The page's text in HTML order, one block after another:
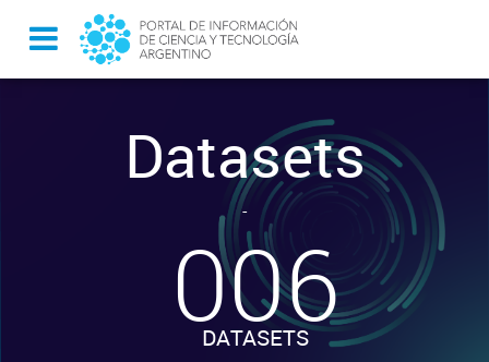
Datasets
-
006
DATASETS